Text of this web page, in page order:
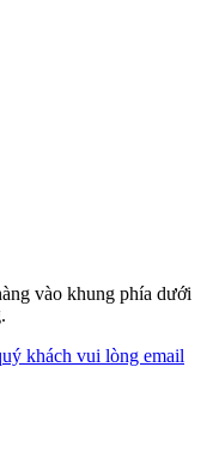
vào khung phía dưới
khách vui lòng email